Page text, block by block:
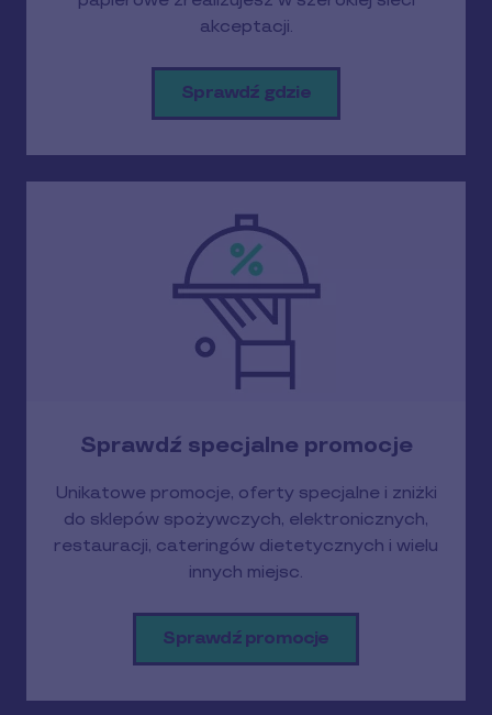
akceptacji.
Sprawdź gdzie
Sprawdź specjalne promocje
Unikatowe promocje, oferty specjalne i zniżki
do sklepów spożywczych, elektronicznych,
restauracji, cateringów dietetycznych i wielu
innych miejsc.
Sprawdź promocje